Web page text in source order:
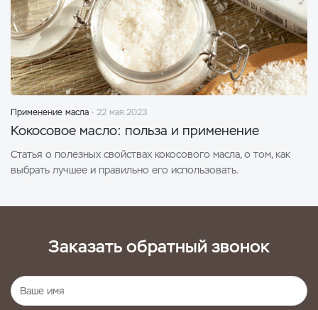
Применение масла 22 мая 2023
Кокосовое масло: польза и применение
Статья о полезных свойствах кокосового масла, о том, как
выбрать лучшее и правильно его использовать.
Заказать обратный звонок